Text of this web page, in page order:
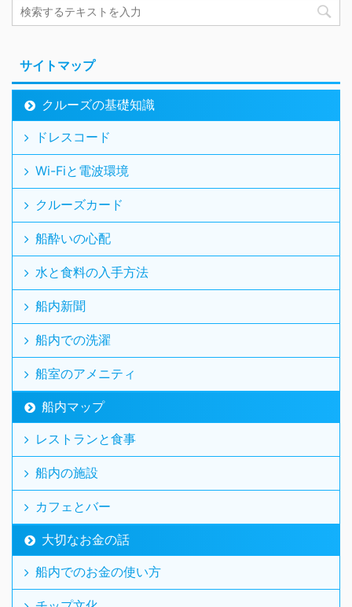
サイトマップ
クルーズの基礎知識
ドレスコード
Wi-Fiと電波環境
クルーズカード
船酔いの心配
水と食料の入手方法
船内新聞
船内での洗濯
船室のアメニティ
船内マップ
レストランと食事
船内の施設
カフェとバー
大切なお金の話
船内でのお金の使い方